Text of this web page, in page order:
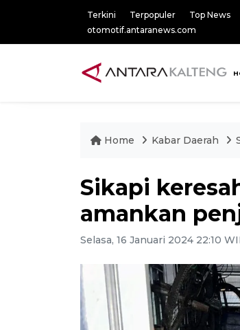
Terkini Terpopuler Top News
otomotif.antaranews.com
Home Kabar Daerah
Sikapi
amankan
Selasa, 16 Januari 2024 22:10